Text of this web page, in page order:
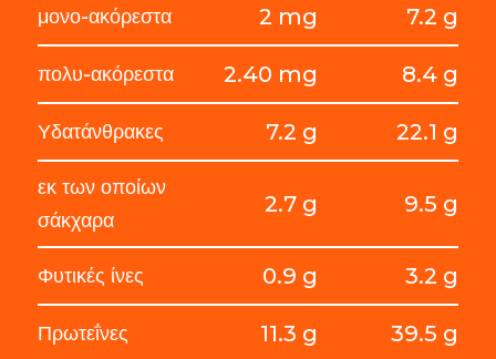
μονο-ακόρεστα 2 mg 7.2 g
πολυ-ακόρεστα 2.40 mg 8.4 g
Υδατάνθρακες 7.2 g 22.1 g
εκ των οποίων
σάκχαρα
2.7 g 9.5 g
Φυτικές ίνες 0.9 g 3.2 g
Πρωτεΐνες 11.3 g 39.5 g